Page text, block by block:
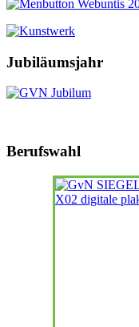
Jubiläumsjahr
Berufswahl